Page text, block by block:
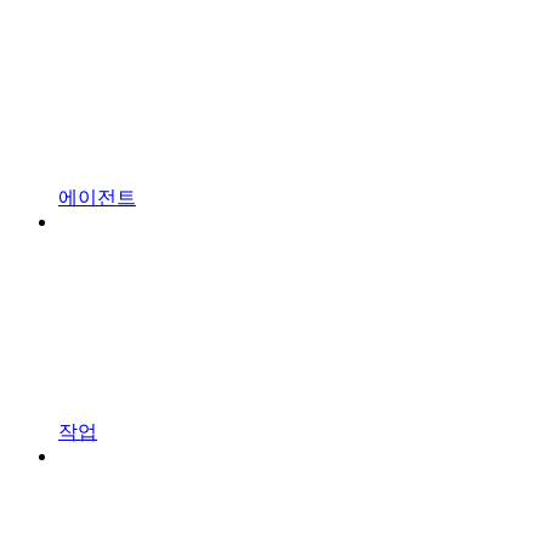
에이전트
작업